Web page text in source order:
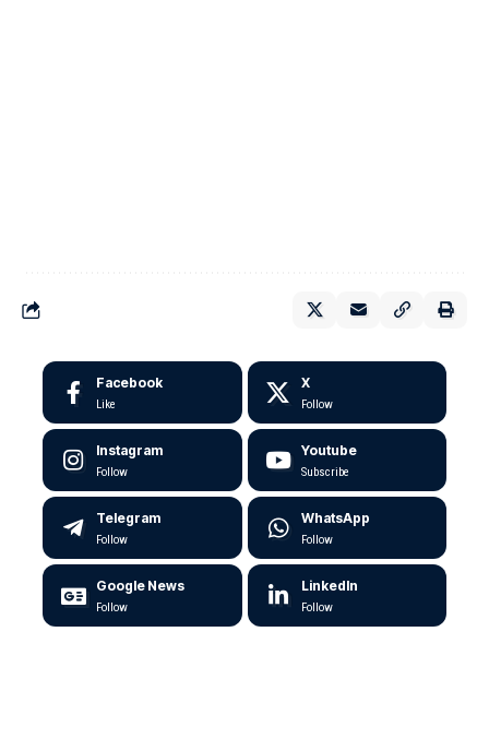
Facebook
Like
X
Follow
Instagram
Follow
Youtube
Subscribe
Telegram
Follow
WhatsApp
Follow
Google News
Follow
LinkedIn
Follow